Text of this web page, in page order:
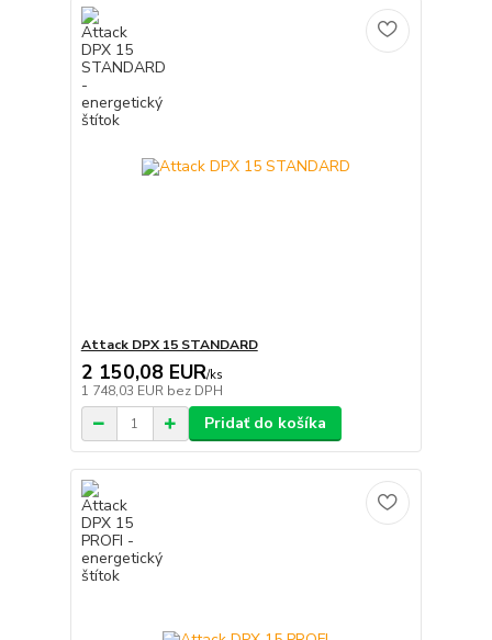
Attack DPX 15 STANDARD
2 150,08 EUR/ks
1 748,03 EUR bez DPH
Pridať do košíka